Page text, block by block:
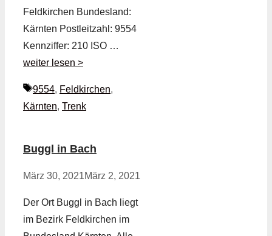
Feldkirchen Bundesland:
Kärnten Postleitzahl: 9554
Kennziffer: 210 ISO …
weiter lesen >
Schlagwörter
9554, Feldkirchen,
Kärnten, Trenk
Buggl in Bach
März 30, 2021März 2, 2021
Der Ort Buggl in Bach liegt
im Bezirk Feldkirchen im